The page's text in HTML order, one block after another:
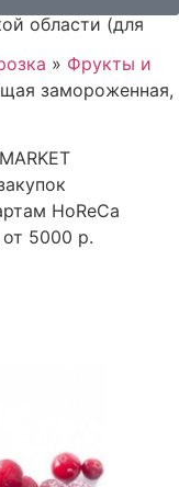
области (для
» Фрукты и
замороженная,
HoReCa
от 5000 р.